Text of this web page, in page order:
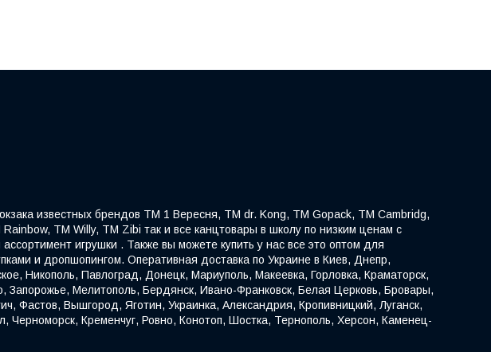
известных брендов ТМ 1 Вересня, TM dr. Kong, ТМ Gopack, ТМ Cambridg,
ТМ Willy, ТМ Zibi так и все канцтовары в школу по низким ценам с
игрушки . Также вы можете купить у нас все это оптом для
и дропшопингом. Оперативная доставка по Украине в Киев, Днепр,
Никополь, Павлоград, Донецк, Мариуполь, Макеевка, Горловка, Краматорск,
Мелитополь, Бердянск, Ивано-Франковск, Белая Церковь, Бровары,
Фастов, Вышгород, Яготин, Украинка, Александрия, Кропивницкий, Луганск,
Кременчуг, Ровно, Конотоп, Шостка, Тернополь, Херсон, Каменец-